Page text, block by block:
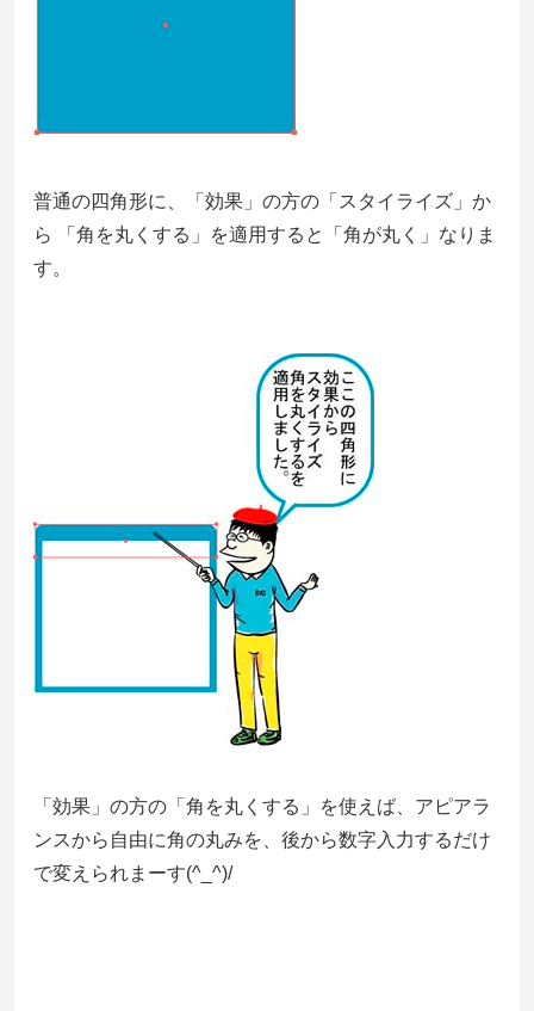
普通の四角形に、「効果」の方の「スタイライズ」か
ら 「角を丸くする」を適用すると「角が丸く」なりま
す。
「効果」の方の「角を丸くする」を使えば、アピアラ
ンスから自由に角の丸みを、後から数字入力するだけ
で変えられまーす(^_^)/